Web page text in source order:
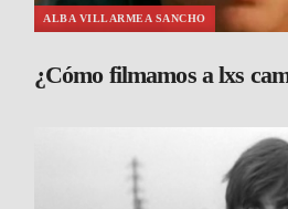
ALBA VILLARMEA SANCHO
¿Cómo filmamos a lxs